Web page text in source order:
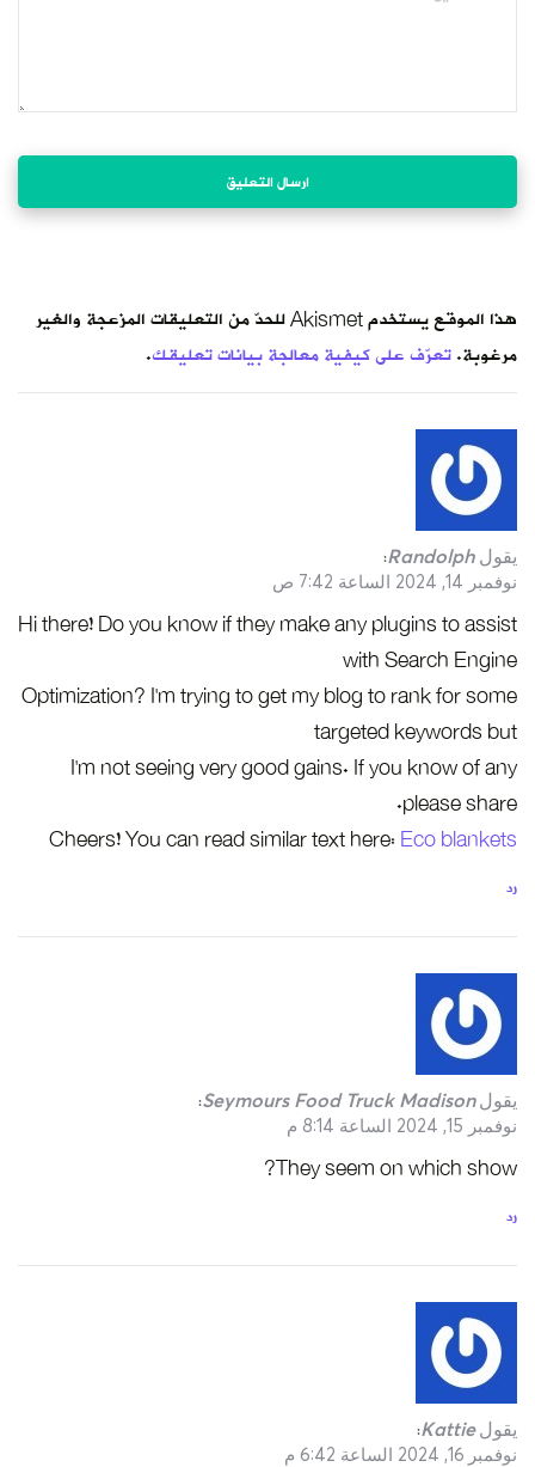
هذا الموقع يستخدم Akismet للحدّ من التعليقات المزعجة والغير
مرغوبة.تعرّف على كيفية معالجة بيانات تعليقك.
يقول Randolph
:
نوفمبر 14, 2024 الساعة 7:42 ص
Hi there! Do you know if they make any plugins to assist
with Search Engine
Optimization? I’m trying to get my blog to rank for some
targeted keywords but
I’m not seeing very good gains. If you know of any
please share.
Cheers! You can read similar text here: Eco blankets
رد
يقول Seymours Food Truck Madison
:
نوفمبر 15, 2024 الساعة 8:14 م
They seem on which show?
رد
يقول Kattie
:
نوفمبر 16, 2024 الساعة 6:42 م